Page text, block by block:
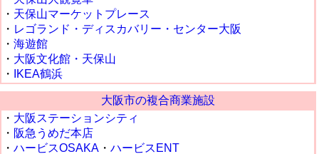
・ 天保山マーケットプレース
・ レゴランド・ディスカバリー・センター大阪
・ 海遊館
・ 大阪文化館・天保山
・
IKEA鶴浜
大阪市の複合商業施設
・ 大阪ステーションシティ
・ 阪急うめだ本店
・ ハービスOSAKA ・ ハービスENT